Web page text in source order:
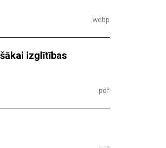
.webp
izglītības
.pdf